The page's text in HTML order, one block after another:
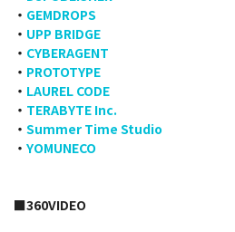
・ GEMDROPS
・ UPP BRIDGE
・ CYBERAGENT
・ PROTOTYPE
・ LAUREL CODE
・ TERABYTE Inc.
・ Summer Time Studio
・ YOMUNECO
■360VIDEO